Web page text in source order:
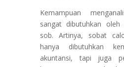
Kemampuan
sangat dibutuhkan oleh
sob. Artinya, sobat
hanya dibutuhkan
akuntansi, tapi juga